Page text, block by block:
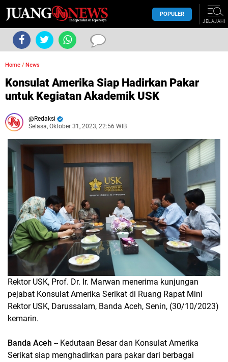
POPULER
JELAJAHI
Home / News
Konsulat Amerika Siap Hadirkan Pakar
untuk Kegiatan Akademik USK
Redaksi
Selasa, Oktober 31, 2023, 22:56 WIB
Rektor USK, Prof. Dr. Ir. Marwan menerima kunjungan
pejabat Konsulat Amerika Serikat di Ruang Rapat Mini
Rektor USK, Darussalam, Banda Aceh, Senin, (30/10/2023)
kemarin.
Banda Aceh -- Kedutaan Besar dan Konsulat Amerika
Serikat siap menghadirkan para pakar dari berbagai